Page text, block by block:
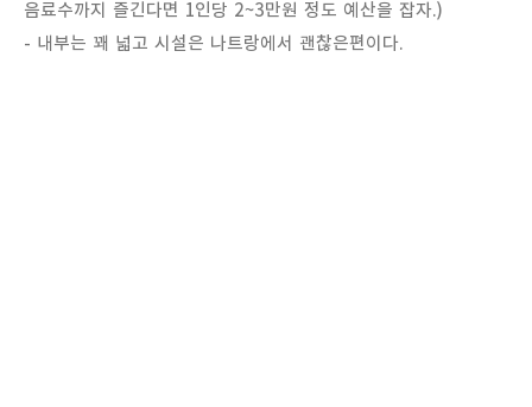
음료수까지 즐긴다면 1인당 2~3만원 정도 예산을 잡자.)
- 내부는 꽤 넓고 시설은 나트랑에서 괜찮은편이다.